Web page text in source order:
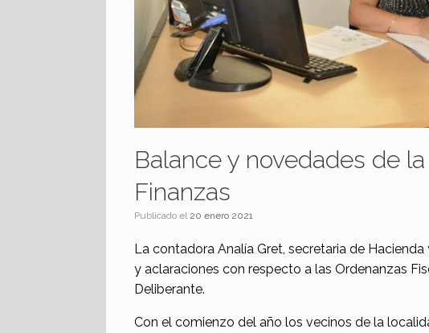
Balance y novedades de
Finanzas
Publicado el 20 enero 2021
La contadora Analía Gret, secretaria de
y aclaraciones con respecto a las Ordenanzas
Deliberante.
Con el comienzo del año los vecinos de la